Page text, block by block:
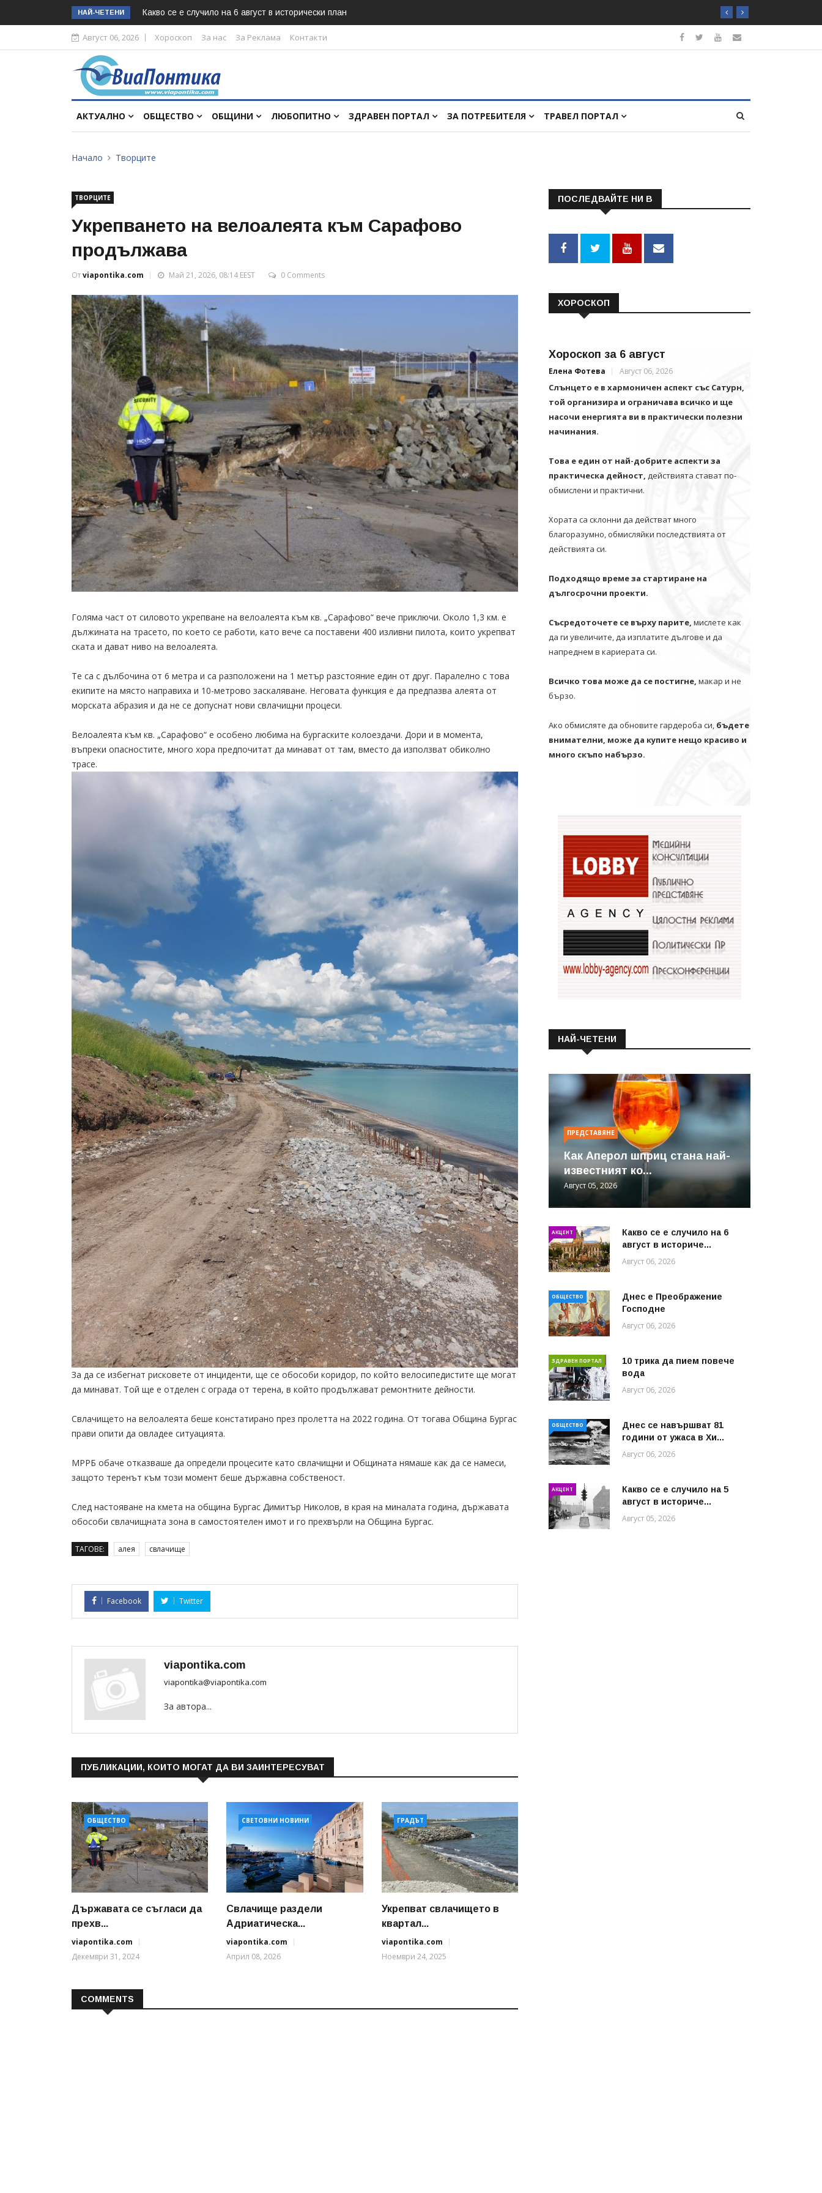
НАЙ-ЧЕТЕНИ Какво се е случило на 6 август в исторически план
Август 06, 2026 Хороскоп За нас За Реклама Контакти
АКТУАЛНО ОБЩЕСТВО ОБЩИНИ ЛЮБОПИТНО ЗДРАВЕН ПОРТАЛ ЗА ПОТРЕБИТЕЛЯ ТРАВЕЛ ПОРТАЛ
Начало Творците
ТВОРЦИТЕ
Укрепването на велоалеята към Сарафово
продължава
Отviapontika.com Май 21, 2026, 08:14 EEST 0 Comments
Голяма част от силовото укрепване на велоалеята към кв. „Сарафово“ вече приключи. Около 1,3 км. е
дължината на трасето, по което се работи, като вече са поставени 400 изливни пилота, които укрепват
ската и дават ниво на велоалеята.
Те са с дълбочина от 6 метра и са разположени на 1 метър разстояние един от друг. Паралелно с това
екипите на място направиха и 10-метрово заскаляване. Неговата функция е да предпазва алеята от
морската абразия и да не се допуснат нови свлачищни процеси.
Велоалеята към кв. „Сарафово“ е особено любима на бургаските колоездачи. Дори и в момента,
въпреки опасностите, много хора предпочитат да минават от там, вместо да използват обиколно
трасе.
За да се избегнат рисковете от инциденти, ще се обособи коридор, по който велосипедистите ще могат
да минават. Той ще е отделен с ограда от терена, в който продължават ремонтните дейности.
Свлачището на велоалеята беше констатирано през пролетта на 2022 година. От тогава Община Бургас
прави опити да овладее ситуацията.
МРРБ обаче отказваше да определи процесите като свлачищни и Общината нямаше как да се намеси,
защото теренът към този момент беше държавна собственост.
След настояване на кмета на община Бургас Димитър Николов, в края на миналата година, държавата
обособи свлачищната зона в самостоятелен имот и го прехвърли на Община Бургас.
ТАГОВЕ: алея свлачище
Facebook Twitter
viapontika.com
viapontika@viapontika.com
За автора...
ПУБЛИКАЦИИ, КОИТО МОГАТ ДА ВИ ЗАИНТЕРЕСУВАТ
ОБЩЕСТВО
Държавата се съгласи да
прехв...
viapontika.com
Декември 31, 2024
СВЕТОВНИ НОВИНИ
Свлачище раздели
Адриатическа...
viapontika.com
Април 08, 2026
ГРАДЪТ
Укрепват свлачището в
квартал...
viapontika.com
Ноември 24, 2025
COMMENTS
ПОСЛЕДВАЙТЕ НИ В
ХОРОСКОП
Хороскоп за 6 август
Елена Фотева Август 06, 2026
Слънцето е в хармоничен аспект със Сатурн,
той организира и ограничава всичко и щe
насочи енергията ви в практически полезни
начинания.
Това е един от най-добрите аспекти за
практическа дейност, действията стават по-
обмислени и практични.
Хората са склонни да действат много
благоразумно, обмисляйки последствията от
действията си.
Подходящо време за стартиране на
дългосрочни проекти.
Съсредоточете се върху парите, мислете как
да ги увеличите, да изплатите дългове и да
напреднем в кариерата си.
Всичко това може да се постигне, макар и не
бързо.
Ако обмисляте да обновите гардероба си, бъдете
внимателни, може да купите нещо красиво и
много скъпо набързо.
НАЙ-ЧЕТЕНИ
ПРЕДСТАВЯНЕ
Как Аперол шприц стана най-
известният ко...
Август 05, 2026
АКЦЕНТ
Какво се е случило на 6
август в историче...
Август 06, 2026
ОБЩЕСТВО
Днес е Преображение
Господне
Август 06, 2026
ЗДРАВЕН ПОРТАЛ
10 трика да пием повече
вода
Август 06, 2026
ОБЩЕСТВО
Днес се навършват 81
години от ужаса в Хи...
Август 06, 2026
АКЦЕНТ
Какво се е случило на 5
август в историче...
Август 05, 2026